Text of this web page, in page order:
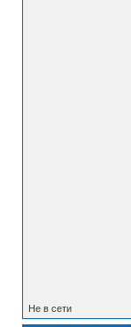
Не в сети